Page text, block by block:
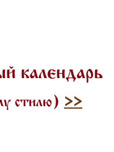
календарь
стилю) >>